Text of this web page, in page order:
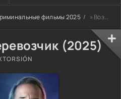
фильмы 2025 » Воздушный перевозчик (2025)
(2025)